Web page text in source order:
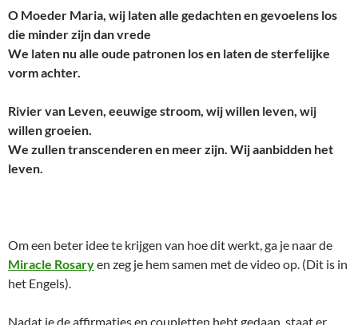
O Moeder Maria, wij laten alle gedachten en gevoelens los
die minder zijn dan vrede
We laten nu alle oude patronen los en laten de sterfelijke
vorm achter.
Rivier van Leven, eeuwige stroom, wij willen leven, wij
willen groeien.
We zullen transcenderen en meer zijn. Wij aanbidden het
leven.
Om een beter idee te krijgen van hoe dit werkt, ga je naar de
Miracle Rosaryen zeg je hem samen met de video op. (Dit is in
het Engels).
Nadat je de affirmaties en coupletten hebt gedaan, staat er